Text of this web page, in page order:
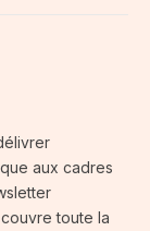
aux cadres
toute la